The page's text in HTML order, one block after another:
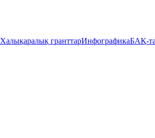
Халықаралық гранттарИнфографикаБАҚ-